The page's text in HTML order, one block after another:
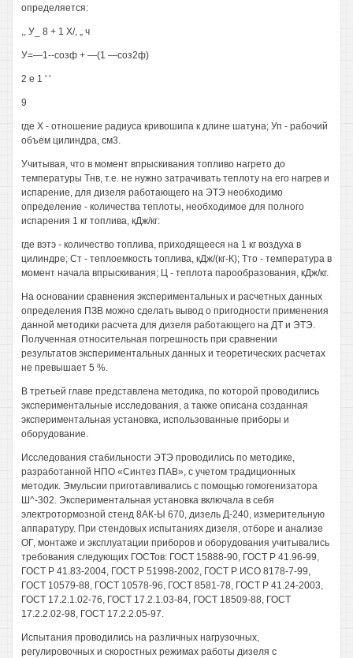
определяется:
,, У_ 8 + 1 X/, „ ч
У=—1--созф + —(1 —соз2ф)
2 е 1 ' '
9
где X - отношение радиуса кривошипа к длине шатуна; Уп - рабочий
объем цилиндра, см3.
Учитывая, что в момент впрыскивания топливо нагрето до
температуры Тнв, т.е. не нужно затрачивать теплоту на его нагрев и
испарение, для дизеля работающего на ЭТЭ необходимо
определение - количества теплоты, необходимое для полного
испарения 1 кг топлива, кДж/кг:
где вэтэ - количество топлива, приходящееся на 1 кг воздуха в
цилиндре; Ст - теплоемкость топлива, кДж/(кг-К); Тто - температура в
момент начала впрыскивания; Ц - теплота парообразования, кДж/кг.
На основании сравнения экспериментальных и расчетных данных
определения ПЗВ можно сделать вывод о пригодности применения
данной методики расчета для дизеля работающего на ДТ и ЭТЭ.
Полученная относительная погрешность при сравнении
результатов экспериментальных данных и теоретических расчетах
не превышает 5 %.
В третьей главе представлена методика, по которой проводились
экспериментальные исследования, а также описана созданная
экспериментальная установка, использованные приборы и
оборудование.
Исследования стабильности ЭТЭ проводились по методике,
разработанной НПО «Синтез ПАВ», с учетом традиционных
методик. Эмульсии приготавливались с помощью гомогенизатора
Ш^-302. Экспериментальная установка включала в себя
электротормозной стенд 8АК-Ы 670, дизель Д-240, измерительную
аппаратуру. При стендовых испытаниях дизеля, отборе и анализе
ОГ, монтаже и эксплуатации приборов и оборудования учитывались
требования следующих ГОСТов: ГОСТ 15888-90, ГОСТ Р 41.96-99,
ГОСТ Р 41.83-2004, ГОСТ Р 51998-2002, ГОСТ Р ИСО 8178-7-99,
ГОСТ 10579-88, ГОСТ 10578-96, ГОСТ 8581-78, ГОСТ Р 41.24-2003,
ГОСТ 17.2.1.02-76, ГОСТ 17.2.1.03-84, ГОСТ 18509-88, ГОСТ
17.2.2.02-98, ГОСТ 17.2.2.05-97.
Испытания проводились на различных нагрузочных,
регулировочных и скоростных режимах работы дизеля с